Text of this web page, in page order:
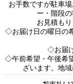
お手数ですが駐車
ー・階段
お見積も
◇お届け日の曜日の
◇お届
◇午前希望・午後希
ざいます。地